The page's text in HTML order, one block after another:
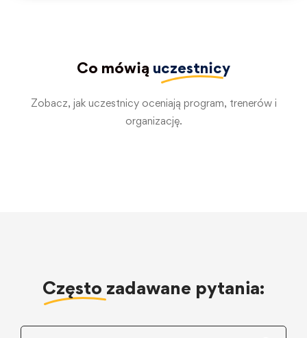
Co mówią uczestnicy
Zobacz, jak uczestnicy oceniają program, trenerów i
organizację.
Często zadawane pytania: